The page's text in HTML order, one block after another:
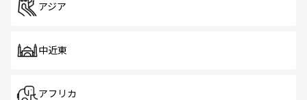
アジア
中近東
アフリカ